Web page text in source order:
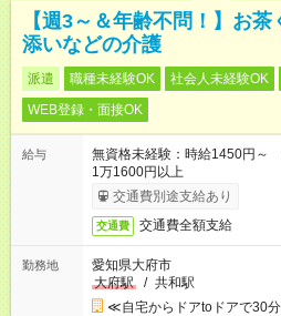
【週3～＆年齢不問！】お
添いなどの介護
派遣 職種未経験OK 社会人未経験OK
WEB登録・面接OK
給与
無資格未経験：時給1450円
1万1600円以上
交通費別途支給あり
交通費 交通費全額支給
勤務地
愛知県大府市
大府駅
/ 共和駅
≪自宅からドアtoドアで30